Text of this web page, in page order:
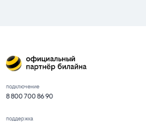
подключение
8 800 700 86 90
поддержка